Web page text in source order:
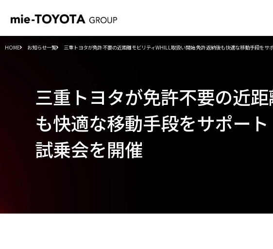
HOME お知らせ一覧 三重トヨタが免許不要の近距離モビリティWHILL取扱い開始 免許返納後も快適な移動⼿段を
三重トヨタが免許不要の近
も快適な移動⼿段をサポー
試乗会を開催